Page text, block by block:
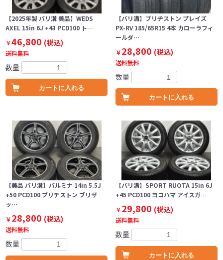
【2025年製 バリ溝 美品】WEDS
AXEL 15in 6J +43 PCD100 ト…
￥46,800 (税込)
送料無料
数量
カートに入れる
【バリ溝】ブリヂストン プレイズ
PX-RV 185/65R15 4本 カローラフィ
ールダ…
￥28,800 (税込)
送料無料
数量
カートに入れる
【美品 バリ溝】バルミナ 14in 5.5J
+50 PCD100 ブリヂストン ブリザ
ッ…
￥28,800 (税込)
送料無料
数量
【バリ溝】SPORT RUOTA 15in 6J
+45 PCD100 ヨコハマ アイスガ…
￥29,800 (税込)
送料無料
数量
カートに入れる